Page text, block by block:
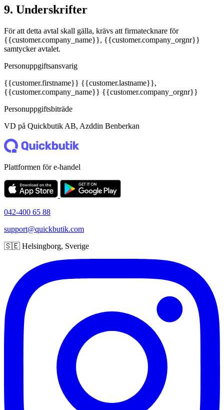
9. Underskrifter
För att detta avtal skall gälla, krävs att firmatecknare för
{{customer.company_name}}, {{customer.company_orgnr}}
samtycker avtalet.
Personuppgiftsansvarig
{{customer.firstname}} {{customer.lastname}},
{{customer.company_name}} {{customer.company_orgnr}}
Personuppgiftsbiträde
VD på Quickbutik AB, Azddin Benberkan
Plattformen för e-handel
042-400 65 88
support@quickbutik.com
🇸🇪 Helsingborg, Sverige